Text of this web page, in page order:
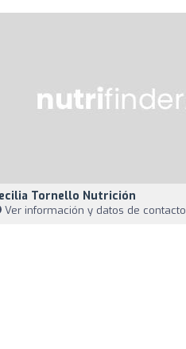
Tornello Nutrición
Ver información y datos de contacto